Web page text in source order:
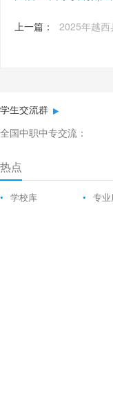
上一篇： 2025年越西
学生交流群
全国中职中专交流：
热点
• 学校库 • 专业